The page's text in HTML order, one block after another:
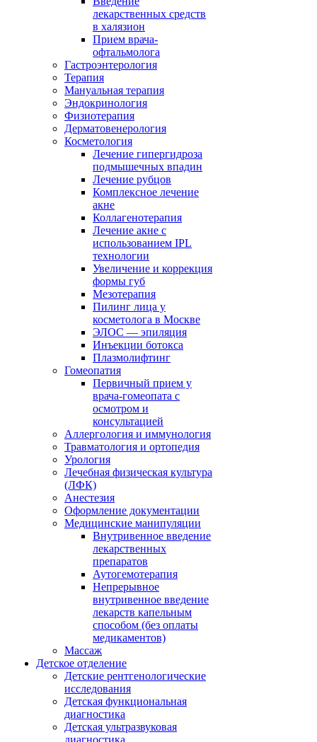
лекарственных средств
в халязион
Прием врача-
офтальмолога
Гастроэнтерология
Терапия
Мануальная терапия
Эндокринология
Физиотерапия
Дерматовенерология
Косметология
Лечение гипергидроза
подмышечных впадин
Лечение рубцов
Комплексное лечение
акне
Коллагенотерапия
Лечение акне с
использованием IPL
технологии
Увеличение и коррекция
формы губ
Мезотерапия
Пилинг лица у
косметолога в Москве
ЭЛОС — эпиляция
Инъекции ботокса
Плазмолифтинг
Гомеопатия
Первичный прием у
врача-гомеопата с
осмотром и
консультацией
Аллергология и иммунология
Травматология и ортопедия
Урология
Лечебная физическая культура
(ЛФК)
Анестезия
Оформление документации
Медицинские манипуляции
Внутривенное введение
лекарственных
препаратов
Аутогемотерапия
Непрерывное
внутривенное введение
лекарств капельным
способом (без оплаты
медикаментов)
Массаж
Детское отделение
Детские рентгенологические
исследования
Детская функциональная
диагностика
Детская ультразвуковая
диагностика